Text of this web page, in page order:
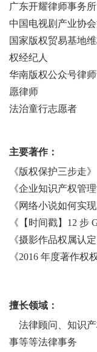
广东开耀律师事务所
中国电视剧产业协
国家版权贸易基地
权经纪人
华南版权公众号律
愿律师
法治童行志愿者
主要著作：
《版权保护三步走》
《企业知识产权管理
《网络小说如何实
《【时间戳】 12 步
《摄影作品权属认
《2016 年度著作权
擅长领域：
法律顾问、知识产
事等等法律事务